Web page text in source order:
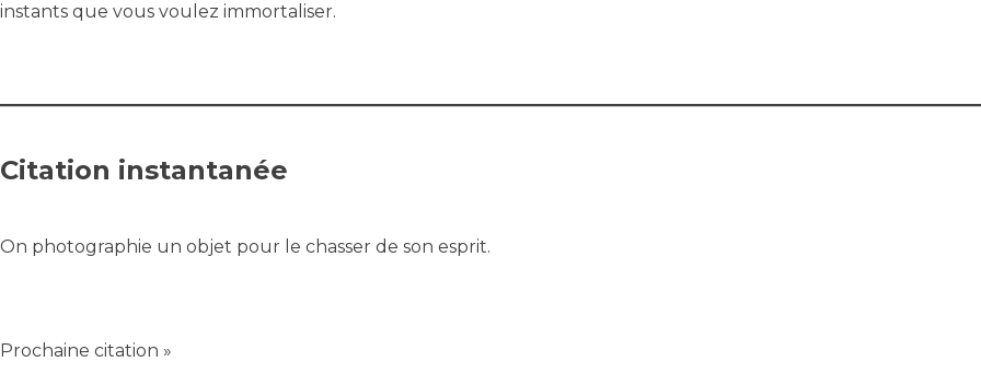
instants que vous voulez immortaliser.
Citation instantanée
On photographie un objet pour le chasser de son esprit.
Prochaine citation »